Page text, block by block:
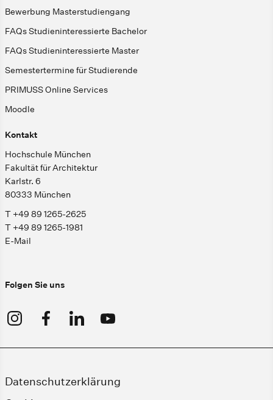
Bewerbung Masterstudiengang
FAQs Studieninteressierte Bachelor
FAQs Studieninteressierte Master
Semestertermine für Studierende
PRIMUSS Online Services
Moodle
Kontakt
Hochschule München
Fakultät für Architektur
Karlstr. 6
80333 München
T +49 89 1265-2625
T +49 89 1265-1981
E-Mail
Folgen Sie uns
Datenschutzerklärung